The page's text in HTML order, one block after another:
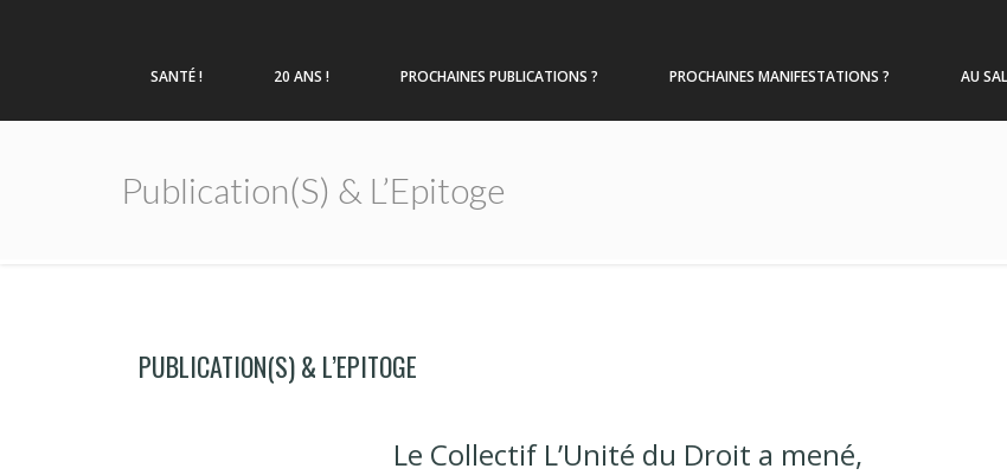
SANTÉ ! 20 ANS ! PROCHAINES PUBLICATIONS ? PROCHAINES MANIFESTATIONS ? AU
Publication(s) & L’Epitoge
PUBLICATION(S) & L’EPITOGE
Le Collectif L’Unité du Droit a mené,